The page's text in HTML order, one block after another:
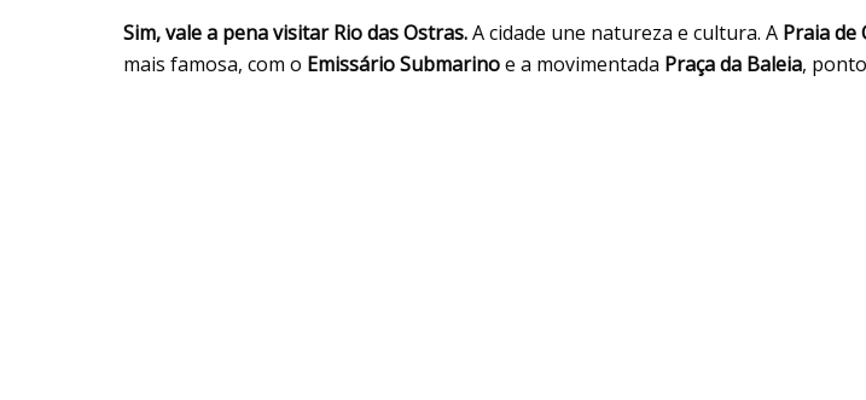
Sim, vale a pena visitar Rio das Ostras.A cidade une natureza e cultura. A Praia de
mais famosa, com o Emissário Submarinoe a movimentada Praça da Baleia,